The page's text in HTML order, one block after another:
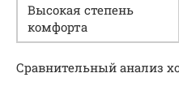
Высокая степень
комфорта
Сравнительный анализ